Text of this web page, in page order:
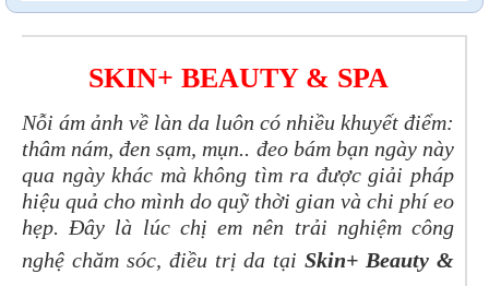
SKIN+ BEAUTY & SPA
Nỗi ám ảnh về làn da luôn có nhiều khuyết điểm:
thâm nám, đen sạm, mụn.. đeo bám bạn ngày này
qua ngày khác mà không tìm ra được giải pháp
hiệu quả cho mình do quỹ thời gian và chi phí eo
hẹp. Đây là lúc chị em nên trải nghiệm công
nghệ chăm sóc, điều trị da tạiSkin+ Beauty &